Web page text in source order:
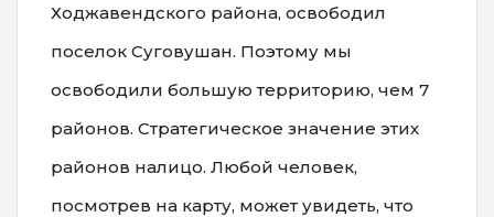
Ходжавендского района, освободил
поселок Суговушан. Поэтому мы
освободили большую территорию, чем 7
районов. Стратегическое значение этих
районов налицо. Любой человек,
посмотрев на карту, может увидеть, что